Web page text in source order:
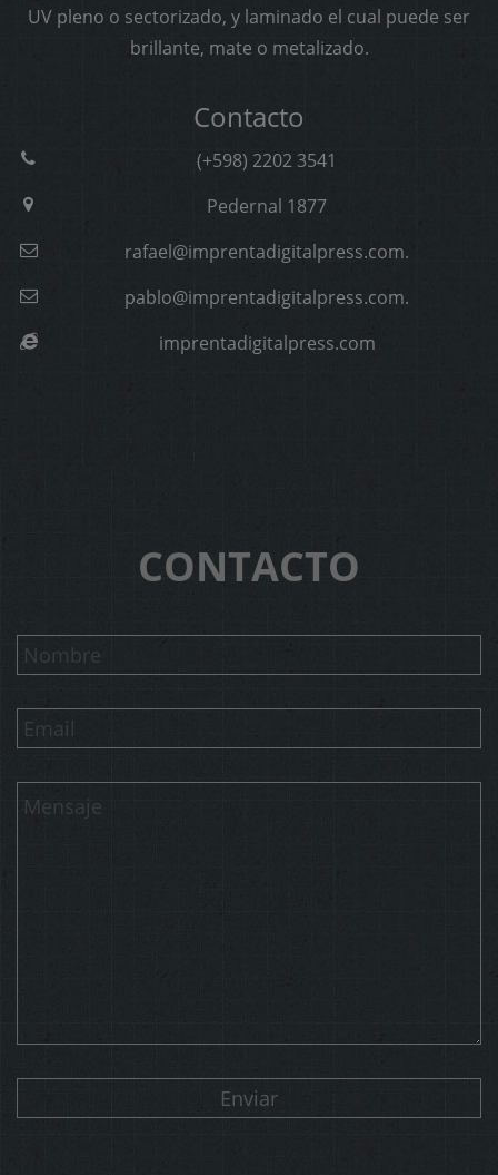
UV pleno o sectorizado, y laminado el cual puede ser
brillante, mate o metalizado.
Contacto
(+598) 2202 3541
Pedernal 1877
rafael@imprentadigitalpress.com.
pablo@imprentadigitalpress.com.
imprentadigitalpress.com
CONTACTO